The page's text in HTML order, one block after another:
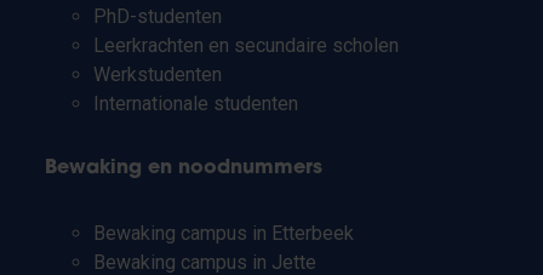
PhD-studenten
Leerkrachten en secundaire scholen
Werkstudenten
Internationale studenten
Bewaking en noodnummers
Bewaking campus in Etterbeek
Bewaking campus in Jette